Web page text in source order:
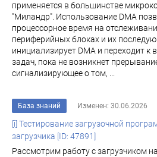
применяется в большинстве
"Миландр". Использование DMA
процессорное время на
периферийных блоках и их
инициализирует DMA и переходит к
задач, пока не возникнет
сигнализирующее о том, ...
База знаний Изменен: 30.06.2026
[i] Тестирование загрузочной
загрузчика [ID: 47891]
Рассмотрим работу с загрузчиком